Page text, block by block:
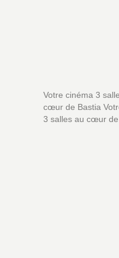
Votre cinéma 3
cœur de Bastia
3 salles au cœur de